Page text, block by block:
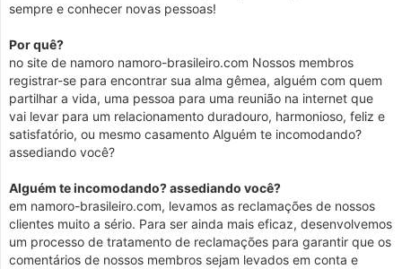
sempre e conhecer novas pessoas!
Por quê?
no site de namoro namoro-brasileiro.com Nossos membros
registrar-se para encontrar sua alma gêmea, alguém com quem
partilhar a vida, uma pessoa para uma reunião na internet que
vai levar para um relacionamento duradouro, harmonioso, feliz e
satisfatório, ou mesmo casamento Alguém te incomodando?
assediando você?
Alguém te incomodando? assediando você?
em namoro-brasileiro.com, levamos as reclamações de nossos
clientes muito a sério. Para ser ainda mais eficaz, desenvolvemos
um processo de tratamento de reclamações para garantir que os
comentários de nossos membros sejam levados em conta e